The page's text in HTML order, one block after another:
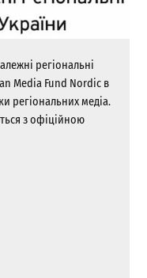
регіональні
Media Fund Nordic в
регіональних медіа.
з офіційною